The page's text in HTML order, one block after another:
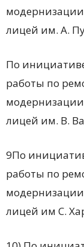
лицей им. А.
По
работы по
лицей им. В.
9По
работы по
лицей им С.